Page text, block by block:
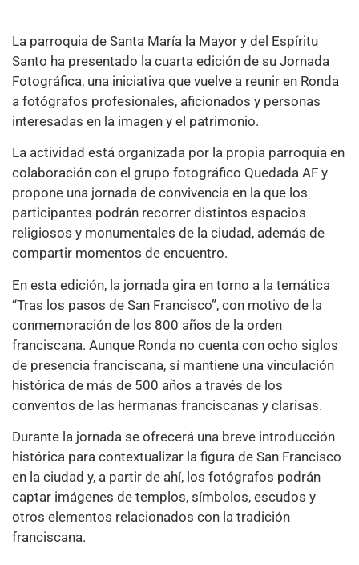
La parroquia de Santa María la Mayor y del Espíritu
Santo ha presentado la cuarta edición de su Jornada
Fotográfica, una iniciativa que vuelve a reunir en Ronda
a fotógrafos profesionales, aficionados y personas
interesadas en la imagen y el patrimonio.
La actividad está organizada por la propia parroquia en
colaboración con el grupo fotográfico Quedada AF y
propone una jornada de convivencia en la que los
participantes podrán recorrer distintos espacios
religiosos y monumentales de la ciudad, además de
compartir momentos de encuentro.
En esta edición, la jornada gira en torno a la temática
“Tras los pasos de San Francisco”, con motivo de la
conmemoración de los 800 años de la orden
franciscana. Aunque Ronda no cuenta con ocho siglos
de presencia franciscana, sí mantiene una vinculación
histórica de más de 500 años a través de los
conventos de las hermanas franciscanas y clarisas.
Durante la jornada se ofrecerá una breve introducción
histórica para contextualizar la figura de San Francisco
en la ciudad y, a partir de ahí, los fotógrafos podrán
captar imágenes de templos, símbolos, escudos y
otros elementos relacionados con la tradición
franciscana.